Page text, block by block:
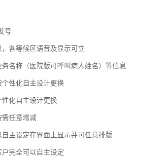
号
各等候区语音及显示可立
名称（医院版可呼叫病人姓名）等信息
个性化自主设计更换
性化自主设计更换
需任意增减
主设定在界面上显示并可任意排版
完全可以自主设定